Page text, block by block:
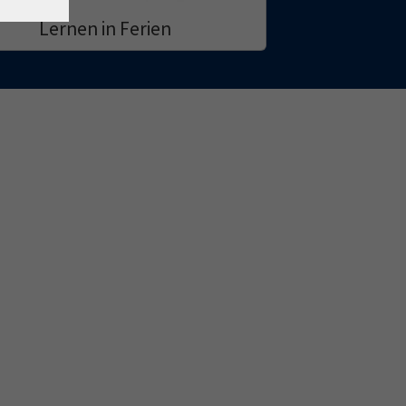
Lernen in Ferien